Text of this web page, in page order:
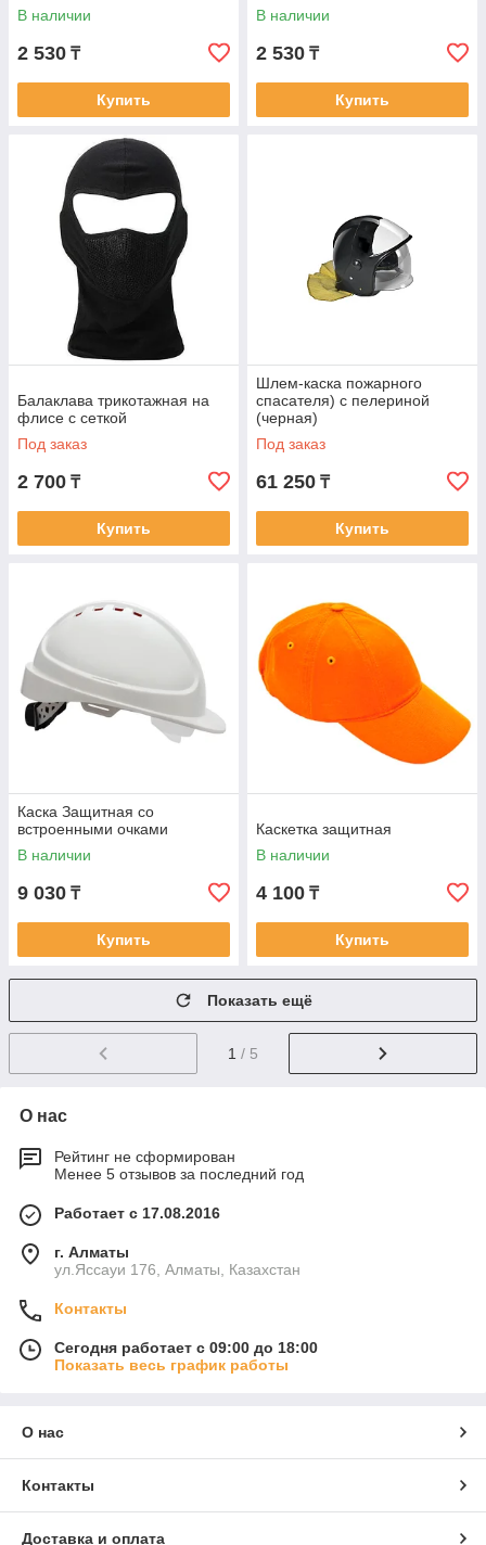
В наличии
2 530 ₸
Купить
В наличии
2 530 ₸
Купить
Балаклава трикотажная на
флисе с сеткой
Под заказ
2 700 ₸
Купить
Шлем-каска пожарного
спасателя) с пелериной
(черная)
Под заказ
61 250 ₸
Купить
Каска Защитная со
встроенными очками
В наличии
9 030 ₸
Купить
Каскетка защитная
В наличии
4 100 ₸
Купить
Показать ещё
1 / 5
О нас
Рейтинг не сформирован
Менее 5 отзывов за последний год
Работает с 17.08.2016
г. Алматы
ул.Яссауи 176, Алматы, Казахстан
Контакты
Сегодня работает с 09:00 до 18:00
Показать весь график работы
О нас
Контакты
Доставка и оплата